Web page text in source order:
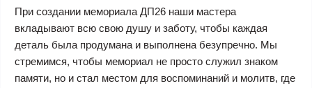
При создании мемориала ДП26 наши мастера
вкладывают всю свою душу и заботу, чтобы каждая
деталь была продумана и выполнена безупречно. Мы
стремимся, чтобы мемориал не просто служил знаком
памяти, но и стал местом для воспоминаний и молитв, где